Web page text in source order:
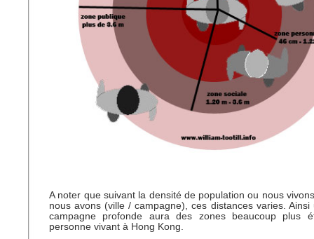
A noter que suivant la densité de population ou nous
nous avons (ville / campagne), ces distances varies.
campagne profonde aura des zones beaucoup plus
personne vivant à Hong Kong.